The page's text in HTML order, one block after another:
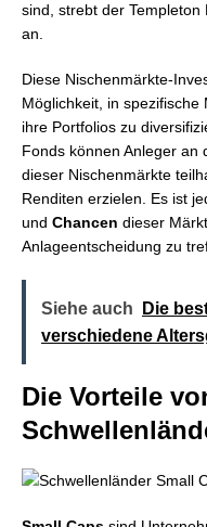
sind, strebt der
an.
Diese Nischenmärkte-
Möglichkeit, in
ihre Portfolios zu
Fonds können Anleger an
dieser Nischenmärkte
Renditen erzielen. Es ist
und Chancen dieser
Anlageentscheidung zu
Siehe auch
Die
verschiedene
Die Vorteile